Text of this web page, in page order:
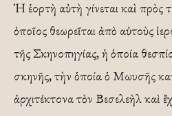
Ἡ ἑορτὴ αὐτὴ γίνεται καὶ πρὸς
ὁποῖος θεωρεῖται ἀπὸ αὐτοὺς
τῆς Σκηνοπηγίας, ἡ ὁποία
σκηνῆς, τὴν ὁποία ὁ Μωυσῆς
ἀρχιτέκτονα τὸν Βεσελεὴλ καὶ